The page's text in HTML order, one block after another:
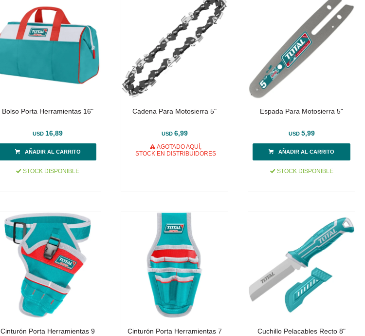
Bolso Porta Herramientas 16"
USD 16,89
STOCK DISPONIBLE
Cadena Para Motosierra 5"
USD 6,99
AGOTADO AQUÍ,
STOCK EN DISTRIBUIDORES
Espada Para Motosierra 5"
USD 5,99
STOCK DISPONIBLE
Cinturón Porta Herramientas 9
Cinturón Porta Herramientas 7
Cuchillo Pelacables Recto 8"